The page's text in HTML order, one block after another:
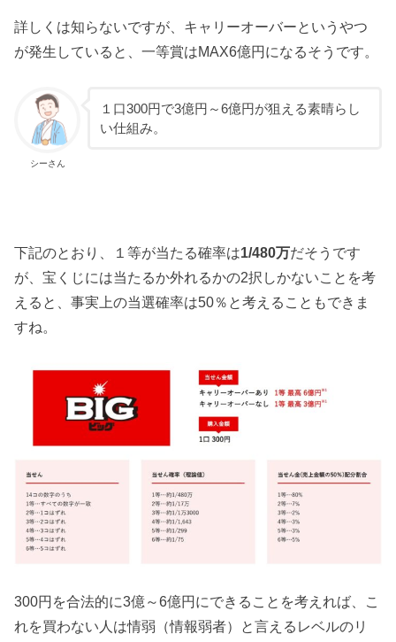
詳しくは知らないですが、キャリーオーバーというやつ
が発生していると、一等賞はMAX6億円になるそうです。
シーさん
１口300円で3億円～6億円が狙える素晴らし
い仕組み。
下記のとおり、１等が当たる確率は1/480万だそうです
が、宝くじには当たるか外れるかの2択しかないことを考
えると、事実上の当選確率は50％と考えることもできま
すね。
300円を合法的に3億～6億円にできることを考えれば、こ
れを買わない人は情弱（情報弱者）と言えるレベルのリ